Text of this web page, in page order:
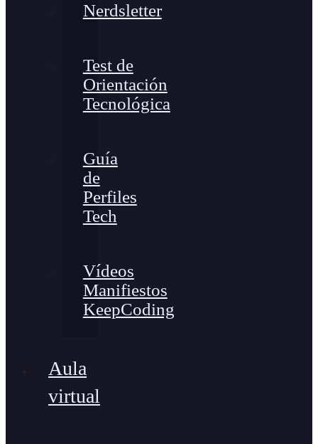
Nerdsletter
Test de
Orientación
Tecnológica
Guía
de
Perfiles
Tech
Vídeos
Manifiestos
KeepCoding
Aula
virtual